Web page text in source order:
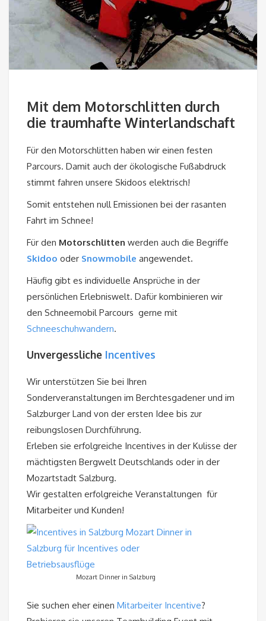
Mit dem Motorschlitten durch
die traumhafte Winterlandschaft
Für den Motorschlitten haben wir einen festen
Parcours. Damit auch der ökologische Fußabdruck
stimmt fahren unsere Skidoos elektrisch!
Somit entstehen null Emissionen bei der rasanten
Fahrt im Schnee!
Für den Motorschlitten werden auch die Begriffe
Skidoo oder Snowmobile angewendet.
Häufig gibt es individuelle Ansprüche in der
persönlichen Erlebniswelt. Dafür kombinieren wir
den Schneemobil Parcours gerne mit
Schneeschuhwandern.
Unvergessliche Incentives
Wir unterstützen Sie bei Ihren
Sonderveranstaltungen im Berchtesgadener und im
Salzburger Land von der ersten Idee bis zur
reibungslosen Durchführung.
Erleben sie erfolgreiche Incentives in der Kulisse der
mächtigsten Bergwelt Deutschlands oder in der
Mozartstadt Salzburg.
Wir gestalten erfolgreiche Veranstaltungen für
Mitarbeiter und Kunden!
Mozart Dinner in Salzburg
Sie suchen eher einen Mitarbeiter Incentive?